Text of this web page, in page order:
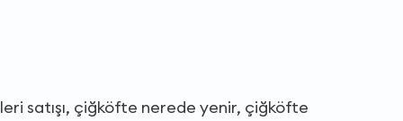
satışı, çiğköfte nerede yenir, çiğköfte